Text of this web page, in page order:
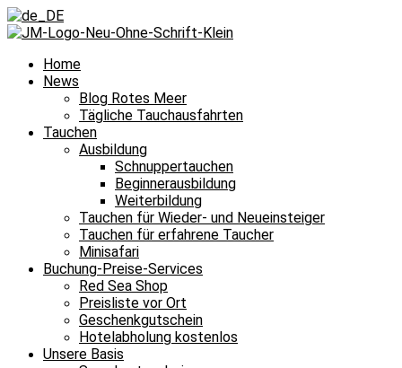
Home
News
Blog Rotes Meer
Tägliche Tauchausfahrten
Tauchen
Ausbildung
Schnuppertauchen
Beginnerausbildung
Weiterbildung
Tauchen für Wieder- und Neueinsteiger
Tauchen für erfahrene Taucher
Minisafari
Buchung-Preise-Services
Red Sea Shop
Preisliste vor Ort
Geschenkgutschein
Hotelabholung kostenlos
Unsere Basis